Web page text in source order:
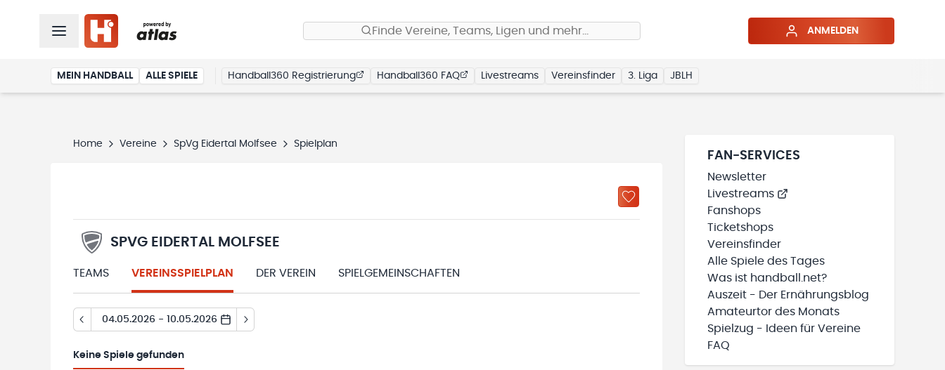
Finde Vereine, Teams, Ligen und mehr… ANMELDEN
MEIN HANDBALL ALLE SPIELE Handball360 Registrierung Handball360 FAQ Livestreams Vereinsfinder 3. Liga JBLH
Home Vereine SpVg Eidertal Molfsee Spielplan
SPVG EIDERTAL MOLFSEE
TEAMS VEREINSSPIELPLAN DER VEREIN SPIELGEMEINSCHAFTEN
04.05.2026 - 10.05.2026
Keine Spiele gefunden
FAN-SERVICES
Newsletter
Livestreams
Fanshops
Ticketshops
Vereinsfinder
Alle Spiele des Tages
Was ist handball.net?
Auszeit - Der Ernährungsblog
Amateurtor des Monats
Spielzug - Ideen für Vereine
FAQ